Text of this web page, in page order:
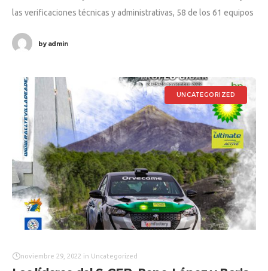
las verificaciones técnicas y administrativas, 58 de los 61 equipos
byadmin
UNCATEGORIZED
noviembre 29, 2022 in Uncategorized